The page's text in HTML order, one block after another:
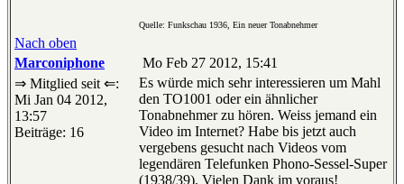
Quelle: Funkschau 1936, Ein neuer Tonabnehmer
Nach oben
Marconiphone
Mo Feb 27 2012, 15:41
⇒ Mitglied seit ⇐:
Mi Jan 04 2012,
13:57
Beiträge: 16
Es würde mich sehr interessieren um Mahl
den TO1001 oder ein ähnlicher
Tonabnehmer zu hören. Weiss jemand ein
Video im Internet? Habe bis jetzt auch
vergebens gesucht nach Videos vom
legendären Telefunken Phono-Sessel-Super
(1938/39). Vielen Dank im voraus!